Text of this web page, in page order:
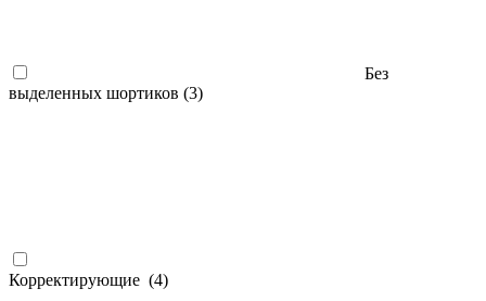
Без
выделенных шортиков (3)
Корректирующие (4)